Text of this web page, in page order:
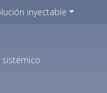
inyectable